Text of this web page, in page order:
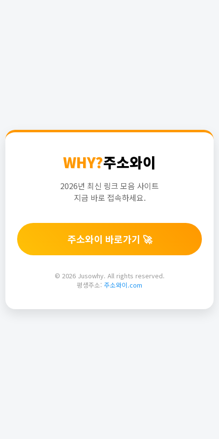
WHY?주소와이
2026년 최신 링크 모음 사이트
지금 바로 접속하세요.
주소와이 바로가기 🚀
© 2026 Jusowhy. All rights reserved.
평생주소: 주소와이.com